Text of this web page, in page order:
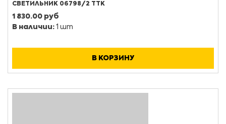
СВЕТИЛЬНИК 06798/2 ТТК
1 830.00 руб
В наличии: 1 шт
В КОРЗИНУ